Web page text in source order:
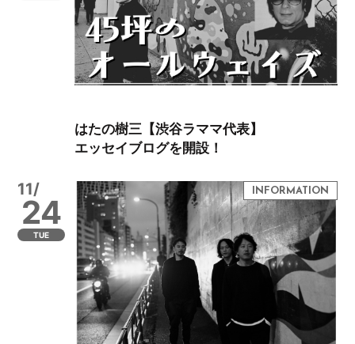
はたの樹三【渋谷ラママ代表】
エッセイブログを開設！
11/
24
TUE